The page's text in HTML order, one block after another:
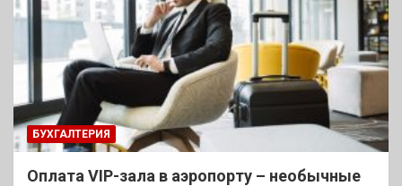
БУХГАЛТЕРИЯ
Оплата VIP-зала в аэропорту – необычные